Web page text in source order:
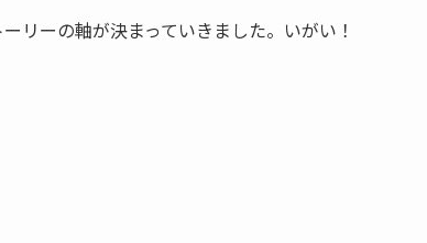
リーの軸が決まっていきました。いがい！